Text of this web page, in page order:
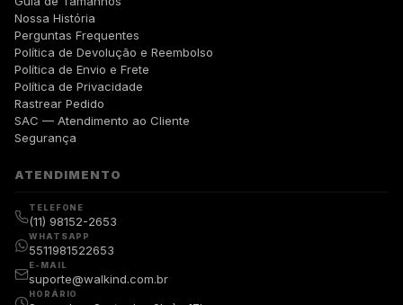
Nossa História
Perguntas Frequentes
Política de Devolução e Reembolso
Política de Envio e Frete
Política de Privacidade
Rastrear Pedido
SAC — Atendimento ao Cliente
Segurança
ATENDIMENTO
TELEFONE
(11) 98152-2653
WHATSAPP
5511981522653
E-MAIL
suporte@walkind.com.br
HORÁRIO